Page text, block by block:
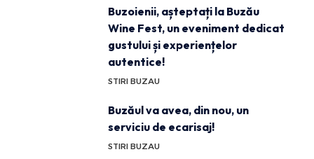
Buzoienii, așteptați la Buzău
Wine Fest, un eveniment dedicat
gustului și experiențelor
autentice!
STIRI BUZAU
Buzăul va avea, din nou, un
serviciu de ecarisaj!
STIRI BUZAU